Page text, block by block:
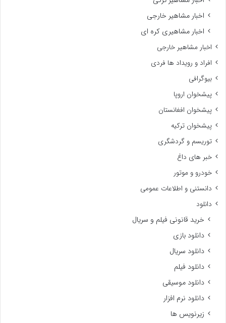
اخبار مشاهیر خارجی
اخبار مشاهیری کره ای
اخبار مشاهیر خارجی
افراد و رویداد ها فردی
بیوگرافی
پیشخوان اروپا
پیشخوان افغانستان
پیشخوان ترکیه
توریسم و گردشگری
خبر های داغ
خودرو و موتور
دانستنی و اطلاعات عمومی
دانلود
خرید قانونی فیلم و سریال
دانلود بازی
دانلود سریال
دانلود فیلم
دانلود موسیقی
دانلود نرم افزار
زیرنویس ها